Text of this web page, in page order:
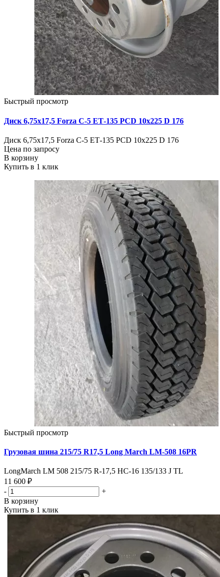
Быстрый просмотр
Диск 6,75х17,5 Forza C-5 ЕТ-135 PCD 10x225 D 176
Диск 6,75х17,5 Forza C-5 ЕТ-135 PCD 10x225 D 176
Цена по запросу
В корзину
Купить в 1 клик
Быстрый просмотр
Грузовая шина 215/75 R17,5 Long March LM-508 16PR
LongMarch LM 508 215/75 R-17,5 HC-16 135/133 J TL
11 600 ₽
-
+
В корзину
Купить в 1 клик